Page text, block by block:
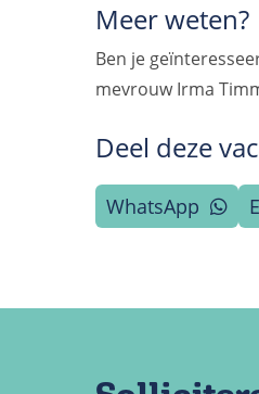
Meer weten?
Ben je
mevrouw Irma
Deel deze
WhatsApp